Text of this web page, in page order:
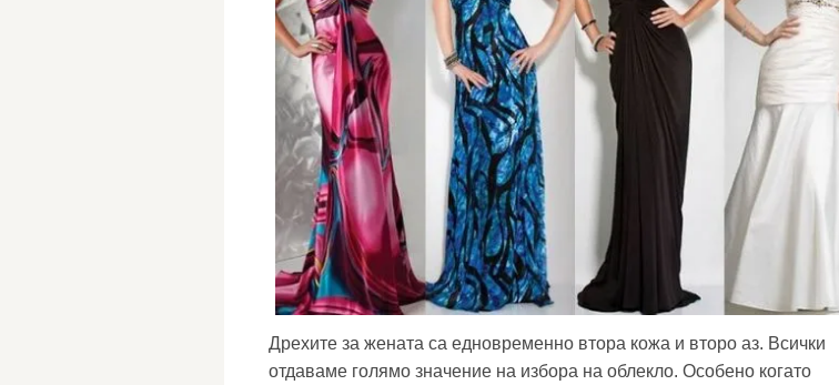
Дрехите за жената са едновременно втора кожа и второ аз. Всички
отдаваме голямо значение на избора на облекло. Особено когато